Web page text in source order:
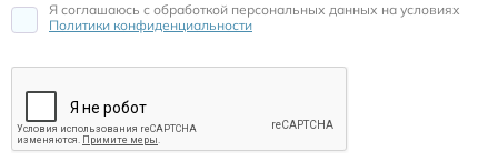
Я соглашаюсь c обработкой персональных данных на условиях
Политики конфиденциальности